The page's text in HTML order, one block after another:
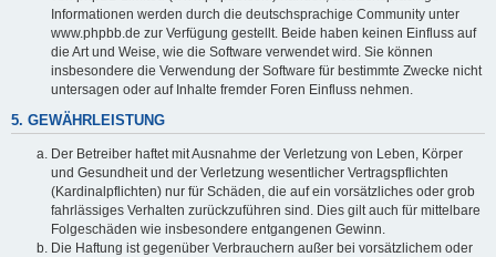
Informationen werden durch die deutschsprachige Community unter
www.phpbb.de zur Verfügung gestellt. Beide haben keinen Einfluss auf
die Art und Weise, wie die Software verwendet wird. Sie können
insbesondere die Verwendung der Software für bestimmte Zwecke nicht
untersagen oder auf Inhalte fremder Foren Einfluss nehmen.
5. GEWÄHRLEISTUNG
Der Betreiber haftet mit Ausnahme der Verletzung von Leben, Körper
und Gesundheit und der Verletzung wesentlicher Vertragspflichten
(Kardinalpflichten) nur für Schäden, die auf ein vorsätzliches oder grob
fahrlässiges Verhalten zurückzuführen sind. Dies gilt auch für mittelbare
Folgeschäden wie insbesondere entgangenen Gewinn.
Die Haftung ist gegenüber Verbrauchern außer bei vorsätzlichem oder